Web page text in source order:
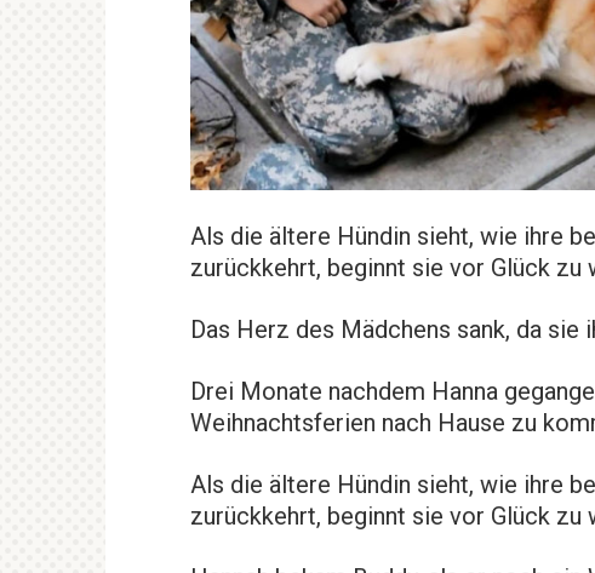
Als die ältere Hündin sieht, wie ihre
zurückkehrt, beginnt sie vor Glück zu
Das Herz des Mädchens sank, da sie
Drei Monate nachdem Hanna
Weihnachtsferien nach Hause zu
Als die ältere Hündin sieht, wie ihre
zurückkehrt, beginnt sie vor Glück zu